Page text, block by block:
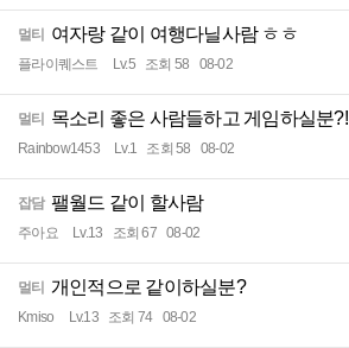
멀티 여자랑 같이 여행다닐사람 ㅎㅎ
플라이퀘스트 Lv.5 조회 58 08-02
멀티 목소리 좋은 사람들하고 게임하실분?!
Rainbow1453 Lv.1 조회 58 08-02
잡담 팰월드 같이 할사람
주아요 Lv.13 조회 67 08-02
멀티 개인적으로 같이하실분?
Kmiso Lv.13 조회 74 08-02